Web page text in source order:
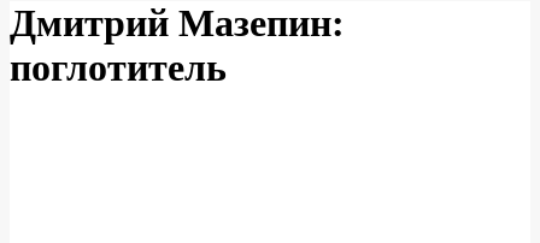
Дмитрий Мазепин:
поглотитель